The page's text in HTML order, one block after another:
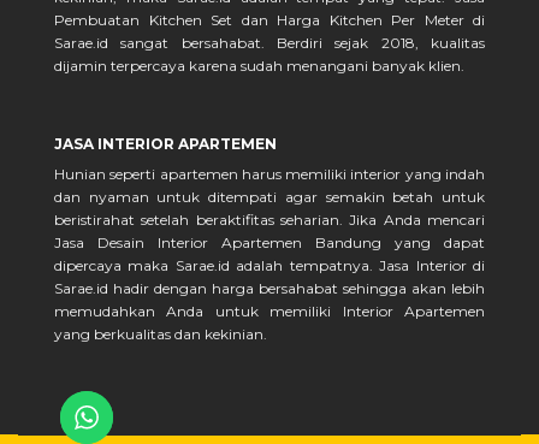
Pembuatan Kitchen Set dan Harga Kitchen Per Meter di
Sarae.id sangat bersahabat. Berdiri sejak 2018, kualitas
dijamin terpercaya karena sudah menangani banyak klien.
JASA INTERIOR APARTEMEN
Hunian seperti apartemen harus memiliki interior yang indah
dan nyaman untuk ditempati agar semakin betah untuk
beristirahat setelah beraktifitas seharian. Jika Anda mencari
Jasa Desain Interior Apartemen Bandung yang dapat
dipercaya maka Sarae.id adalah tempatnya. Jasa Interior di
Sarae.id hadir dengan harga bersahabat sehingga akan lebih
memudahkan Anda untuk memiliki Interior Apartemen
yang berkualitas dan kekinian.